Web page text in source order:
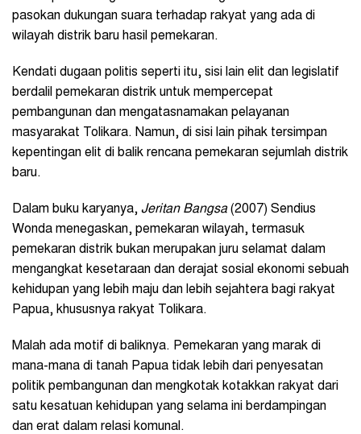
pasokan dukungan suara terhadap rakyat yang ada di
wilayah distrik baru hasil pemekaran.
Kendati dugaan politis seperti itu, sisi lain elit dan legislatif
berdalil pemekaran distrik untuk mempercepat
pembangunan dan mengatasnamakan pelayanan
masyarakat Tolikara. Namun, di sisi lain pihak tersimpan
kepentingan elit di balik rencana pemekaran sejumlah distrik
baru.
Dalam buku karyanya, Jeritan Bangsa(2007) Sendius
Wonda menegaskan, pemekaran wilayah, termasuk
pemekaran distrik bukan merupakan juru selamat dalam
mengangkat kesetaraan dan derajat sosial ekonomi sebuah
kehidupan yang lebih maju dan lebih sejahtera bagi rakyat
Papua, khususnya rakyat Tolikara.
Malah ada motif di baliknya. Pemekaran yang marak di
mana-mana di tanah Papua tidak lebih dari penyesatan
politik pembangunan dan mengkotak kotakkan rakyat dari
satu kesatuan kehidupan yang selama ini berdampingan
dan erat dalam relasi komunal.